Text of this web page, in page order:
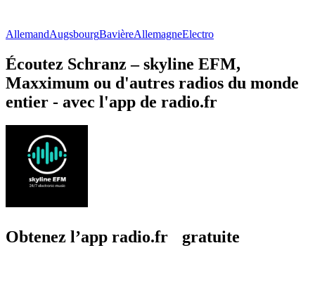
AllemandAugsbourgBavièreAllemagneElectro
Écoutez Schranz – skyline EFM,
Maxximum ou d'autres radios du monde
entier - avec l'app de radio.fr
Obtenez l’app radio.fr gratuite